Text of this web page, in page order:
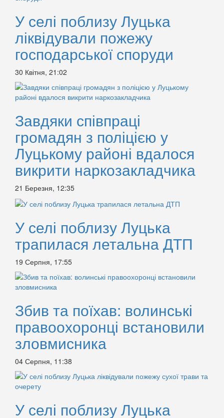
У селі поблизу Луцька
ліквідували пожежу
господарської споруди
30 Квітня, 21:02
Завдяки співпраці
громадян з поліцією у
Луцькому районі вдалося
викрити наркозакладчика
21 Березня, 12:35
У селі поблизу Луцька
трапилася летальна ДТП
19 Серпня, 17:55
Збив та поїхав: волинські
правоохоронці встановили
зловмисника
04 Серпня, 11:38
У селі поблизу Луцька